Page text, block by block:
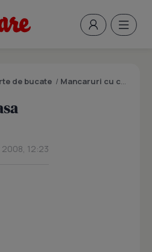
de bucate / Mancaruri cu carne
12:23